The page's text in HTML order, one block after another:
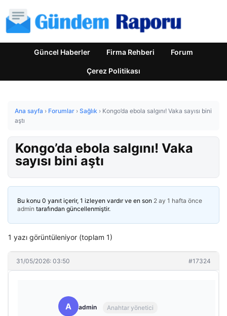
Güncel Haberler Firma Rehberi Forum
Çerez Politikası
Ana sayfa › Forumlar › Sağlık › Kongo’da ebola salgını! Vaka sayısı bini
aştı
Kongo’da ebola salgını! Vaka
sayısı bini aştı
Bu konu 0 yanıt içerir, 1 izleyen vardır ve en son 2 ay 1 hafta önce
admin tarafından güncellenmiştir.
1 yazı görüntüleniyor (toplam 1)
31/05/2026: 03:50 #17324
A admin Anahtar yönetici